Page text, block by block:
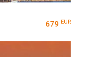
679 EUR